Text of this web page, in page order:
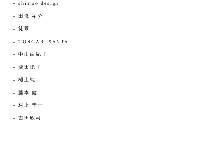
shimoo design
田澤 祐介
徒爾
TONGARI SANTA
中山由紀子
成田聡子
樋上純
藤本 健
村上 圭一
吉田欣司